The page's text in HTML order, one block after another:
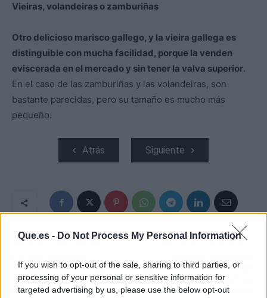
Que.es - Do Not Process My Personal Information
If you wish to opt-out of the sale, sharing to third parties, or
processing of your personal or sensitive information for
targeted advertising by us, please use the below opt-out
Vieiras, volandeiras o zamburiñas
Otro delicioso marisco gallego, y la vieira gallega es
distinguible con mucha facilidad, porque la venden
eviscerada en el mercado y sin tener la valva superior.
En el caso de las zamburiñas y las volandeiras, son
bastante parecidas, pero su tamaño es mucho más
pequeño.
Atrás Siguiente
ARTÍCULO ANTERIOR
BIZCOCHO DE NATA
QUE SORPRENDERÁ
POR SU ESPONJOSIDAD
APROVECHA LA
"FRAGILIDAD" DE
IRENE MONTERO PARA